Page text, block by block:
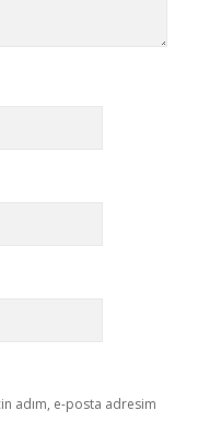
adım, e-posta adresim